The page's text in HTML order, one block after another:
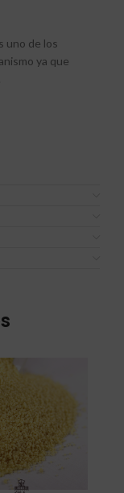
uno de los
ya que